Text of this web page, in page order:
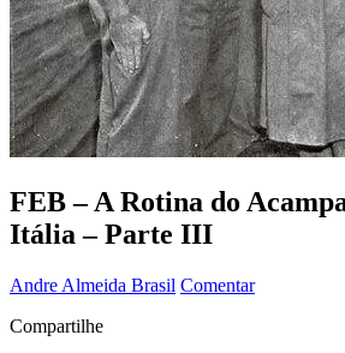
FEB – A Rotina do
Itália – Parte III
Andre Almeida Brasil Comentar
Compartilhe